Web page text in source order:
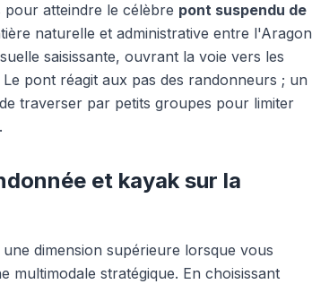
atteindre le célèbre pont suspendu de
naturelle et administrative entre l'Aragon
saisissante, ouvrant la voie vers les
Le pont réagit aux pas des randonneurs ; un
traverser par petits groupes pour limiter
et kayak sur la
une dimension supérieure lorsque vous
stratégique. En choisissant